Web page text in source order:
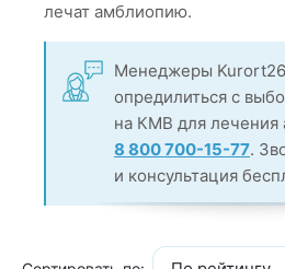
лечат амблиопию.
Менеджеры
опредилиться с
на КМВ для лечения
8 800 700-15-77.
и консультация